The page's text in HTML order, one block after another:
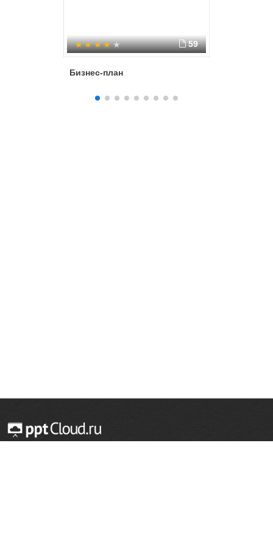
59
Бизнес-план